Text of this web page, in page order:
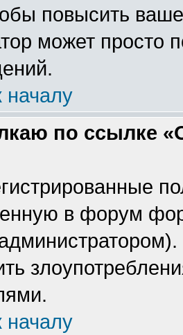
повысить
может просто
началу
по ссылке
в форум
началу